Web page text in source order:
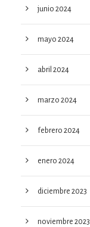
junio 2024
mayo 2024
abril 2024
marzo 2024
febrero 2024
enero 2024
diciembre 2023
noviembre 2023